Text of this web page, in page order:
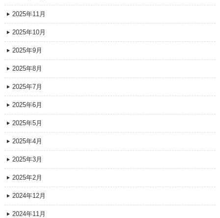
2025年11月
2025年10月
2025年9月
2025年8月
2025年7月
2025年6月
2025年5月
2025年4月
2025年3月
2025年2月
2024年12月
2024年11月